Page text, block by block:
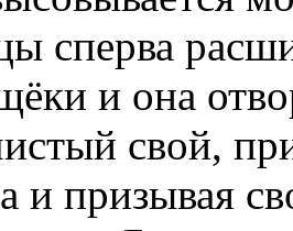
сперва
и она
свой,
и призывая